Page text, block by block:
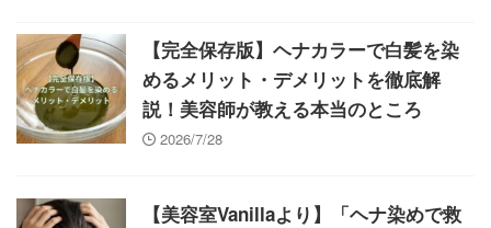
【完全保存版】ヘナカラーで白髪を染
めるメリット・デメリットを徹底解
説！美容師が教える本当のところ
2026/7/28
【美容室Vanillaより】「ヘナ染めで救